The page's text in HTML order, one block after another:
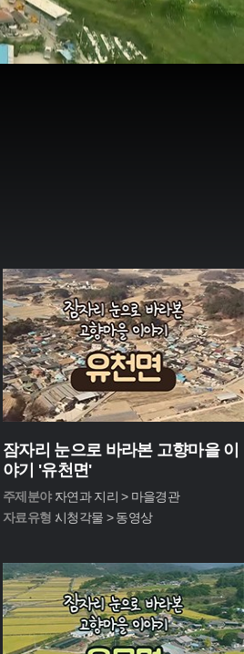
잠자리 눈으로 바라본 고향마을 이
야기 '유천면'
주제분야 :자연과 지리 > 마을경관
자료유형 :시청각물 > 동영상